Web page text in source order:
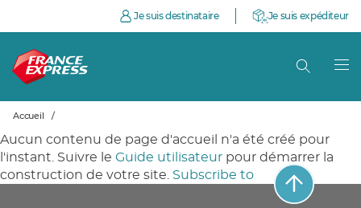
Je suis destinataire Je suis expéditeur
Accueil /
Aucun contenu de page d'accueil n'a été créé pour
l'instant. Suivre le Guide utilisateur pour démarrer la
construction de votre site. Subscribe to